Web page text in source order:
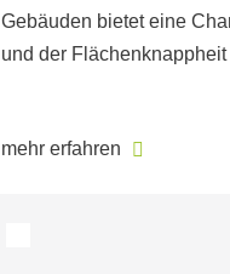
Gebäuden bietet eine
und der
mehr erfahren